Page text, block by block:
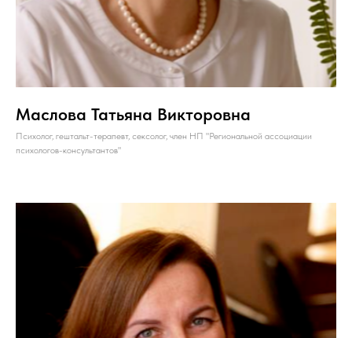
Маслова Татьяна Викторовна
Психолог, гештальт-терапевт, сексолог, член НП "Региональной ассоциации
психологов-консультантов"